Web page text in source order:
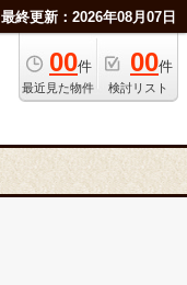
最終更新：2026年08月07日
00件
最近見た物件
00件
検討リスト